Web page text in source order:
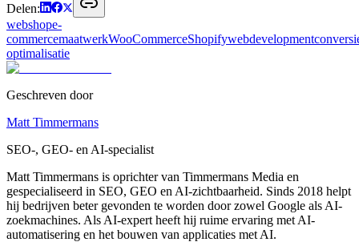
Delen:
webshope-
commercemaatwerkWooCommerceShopifywebdevelopment
optimalisatie
Geschreven door
Matt Timmermans
SEO-, GEO- en AI-specialist
Matt Timmermans is oprichter van Timmermans Media en
gespecialiseerd in SEO, GEO en AI-zichtbaarheid. Sinds 2018 helpt
hij bedrijven beter gevonden te worden door zowel Google als AI-
zoekmachines. Als AI-expert heeft hij ruime ervaring met AI-
automatisering en het bouwen van applicaties met AI.